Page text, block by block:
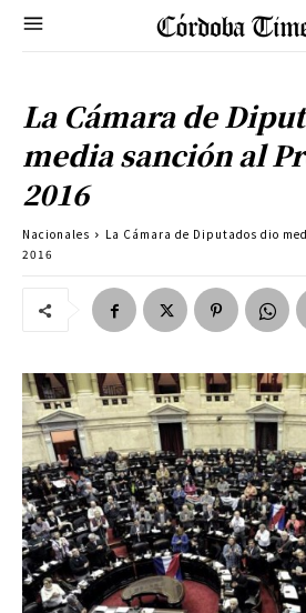
La Cámara de
media sanción al
2016
Nacionales
La Cámara de Diputados dio
2016